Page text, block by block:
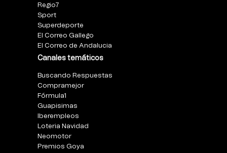
Regio7
Sport
Superdeporte
El Correo Gallego
El Correo de Andalucia
Canales temáticos
Buscando Respuestas
Compramejor
Fórmula1
Guapisimas
Iberempleos
Loteria Navidad
Neomotor
Premios Goya